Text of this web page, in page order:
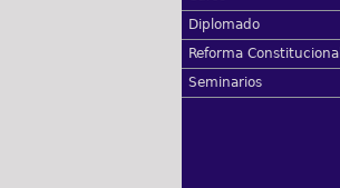
Diplomado
Reforma Constitucional
Seminarios